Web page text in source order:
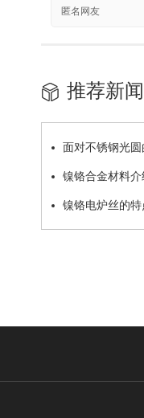
匿名网友
推荐新闻
面对不锈钢光
镍铬合金材料介
镍铬电炉丝的特